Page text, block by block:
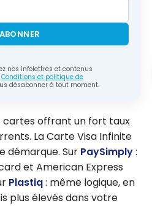
nos infolettres et contenus
Conditions et politique de
désabonner à tout moment.
cartes offrant un fort taux
La Carte Visa Infinite
démarque. Sur PaySimply:
et American Express
Plastiq: même logique, en
plus élevés dans votre